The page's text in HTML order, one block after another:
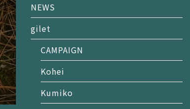
NEWS
gilet
CAMPAIGN
Kohei
Kumiko